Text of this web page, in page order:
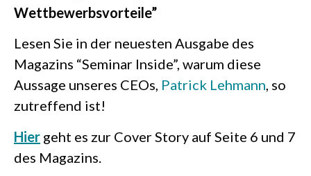
Wettbewerbsvorteile”
Lesen Sie in der neuesten Ausgabe des
Magazins “Seminar Inside”, warum diese
Aussage unseres CEOs, Patrick Lehmann, so
zutreffend ist!
Hier geht es zur Cover Story auf Seite 6 und 7
des Magazins.